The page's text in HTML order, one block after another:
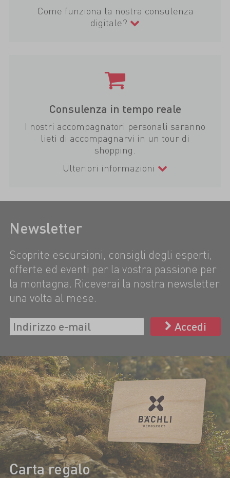
Come funziona la nostra consulenza
digitale?
Consulenza in tempo reale
I nostri accompagnatori personali saranno
lieti di accompagnarvi in un tour di
shopping.
Ulteriori informazioni
Newsletter
Scoprite escursioni, consigli degli esperti,
offerte ed eventi per la vostra passione per
la montagna. Riceverai la nostra newsletter
una volta al mese.
Accedi
Carta regalo